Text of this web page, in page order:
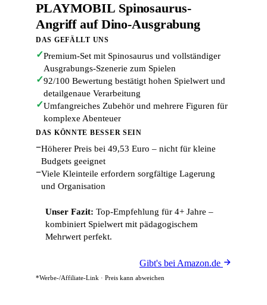
PLAYMOBIL Spinosaurus-
Angriff auf Dino-Ausgrabung
DAS GEFÄLLT UNS
✓Premium-Set mit Spinosaurus und vollständiger
Ausgrabungs-Szenerie zum Spielen
✓92/100 Bewertung bestätigt hohen Spielwert und
detailgenaue Verarbeitung
✓Umfangreiches Zubehör und mehrere Figuren für
komplexe Abenteuer
DAS KÖNNTE BESSER SEIN
−Höherer Preis bei 49,53 Euro – nicht für kleine
Budgets geeignet
−Viele Kleinteile erfordern sorgfältige Lagerung
und Organisation
Unser Fazit: Top-Empfehlung für 4+ Jahre –
kombiniert Spielwert mit pädagogischem
Mehrwert perfekt.
Gibt's bei Amazon.de
*Werbe-/Affiliate-Link · Preis kann abweichen